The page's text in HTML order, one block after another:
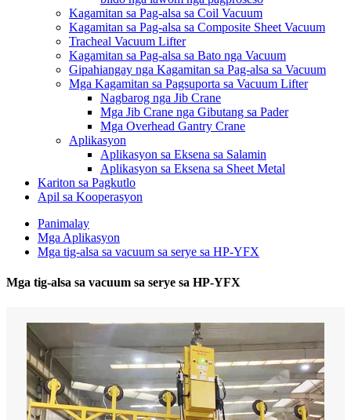
Kagamitan sa Pag-alsa sa Coil Vacuum
Kagamitan sa Pag-alsa sa Composite Sheet Vacuum
Tracheal Vacuum Lifter
Kagamitan sa Pag-alsa sa Bato nga Vacuum
Gipahiangay nga Kagamitan sa Pag-alsa sa Vacuum
Mga Kagamitan sa Pagsuporta sa Vacuum Lifter
Nagbarog nga Jib Crane
Mga Jib Crane nga Gibutang sa Pader
Mga Overhead Gantry Crane
Aplikasyon
Aplikasyon sa Eksena sa Salamin
Aplikasyon sa Eksena sa Sheet Metal
Kariton sa Pagkutlo
Apil sa Kooperasyon
Panimalay
Mga Aplikasyon
Mga tig-alsa sa vacuum sa serye sa HP-YFX
Mga tig-alsa sa vacuum sa serye sa HP-YFX